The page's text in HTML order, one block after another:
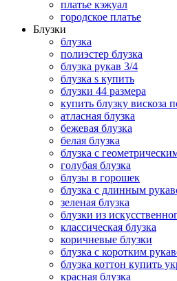
платье кэжуал
городское платье
Блузки
блузка
полиэстер блузка
блузка рукав 3/4
блузка s купить
блузки 44 размера
купить блузку вискоза
атласная блузка
бежевая блузка
белая блузка
блузка с
голубая блузка
блузы в горошек
блузка с длинным
зеленая блузка
блузки из
классическая блузка
коричневые блузки
блузка с коротким
блузка коттон купить
красная блузка